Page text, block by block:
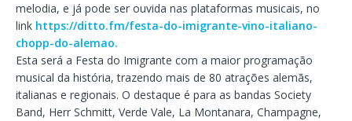
melodia, e já pode ser ouvida nas plataformas musicais, no
link https://ditto.fm/festa-do-imigrante-vino-italiano-
chopp-do-alemao.
Esta será a Festa do Imigrante com a maior programação
musical da história, trazendo mais de 80 atrações alemãs,
italianas e regionais. O destaque é para as bandas Society
Band, Herr Schmitt, Verde Vale, La Montanara, Champagne,